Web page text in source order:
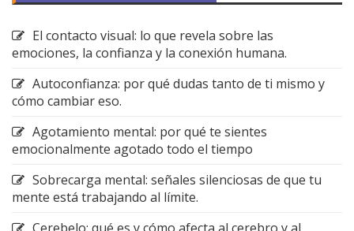
El contacto visual: lo que revela sobre las
emociones, la confianza y la conexión humana.
Autoconfianza: por qué dudas tanto de ti mismo y
cómo cambiar eso.
Agotamiento mental: por qué te sientes
emocionalmente agotado todo el tiempo
Sobrecarga mental: señales silenciosas de que tu
mente está trabajando al límite.